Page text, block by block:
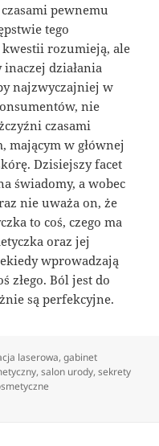
pewnemu
tego
kwestii rozumieją, ale
działania
najzwyczajniej w
nie
czasami
mającym w głównej
Dzisiejszy facet
świadomy, a wobec
nie uważa on, że
to coś, czego ma
oraz jej
wprowadzają
złego. Ból jest do
są perfekcyjne.
laserowa,gabinet
,salon urody,sekrety